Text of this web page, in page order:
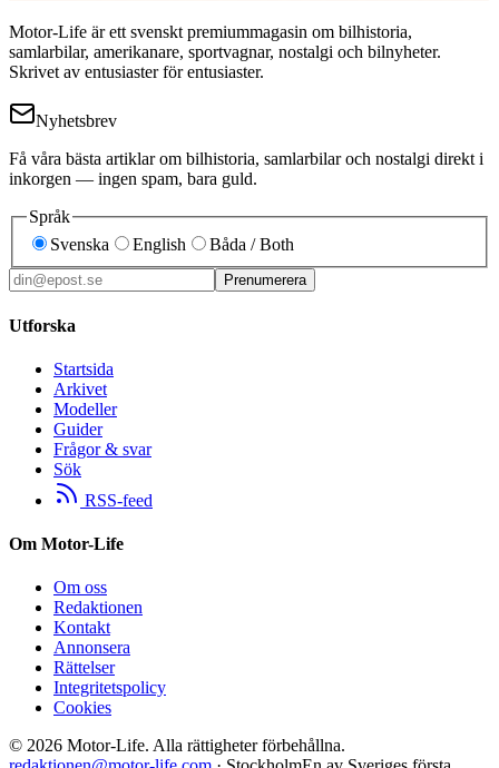
Motor-Life är ett svenskt premiummagasin om bilhistoria,
samlarbilar, amerikanare, sportvagnar, nostalgi och bilnyheter.
Skrivet av entusiaster för entusiaster.
Nyhetsbrev
Få våra bästa artiklar om bilhistoria, samlarbilar och nostalgi direkt i
inkorgen — ingen spam, bara guld.
Språk
Svenska
English Båda / Both
Prenumerera
Utforska
Startsida
Arkivet
Modeller
Guider
Frågor & svar
Sök
RSS-feed
Om Motor-Life
Om oss
Redaktionen
Kontakt
Annonsera
Rättelser
Integritetspolicy
Cookies
© 2026 Motor-Life. Alla rättigheter förbehållna.